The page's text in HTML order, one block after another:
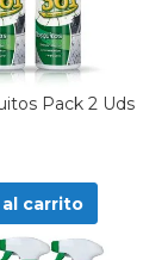
Pack 2 Uds
carrito